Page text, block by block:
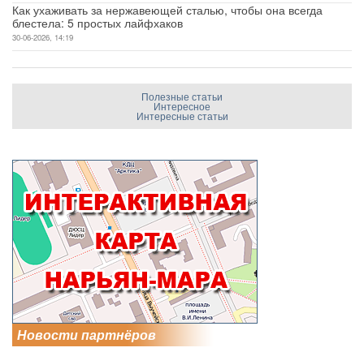
Как ухаживать за нержавеющей сталью, чтобы она всегда
блестела: 5 простых лайфхаков
30-06-2026, 14:19
Полезные статьи
Интересное
Интересные статьи
Новости партнёров